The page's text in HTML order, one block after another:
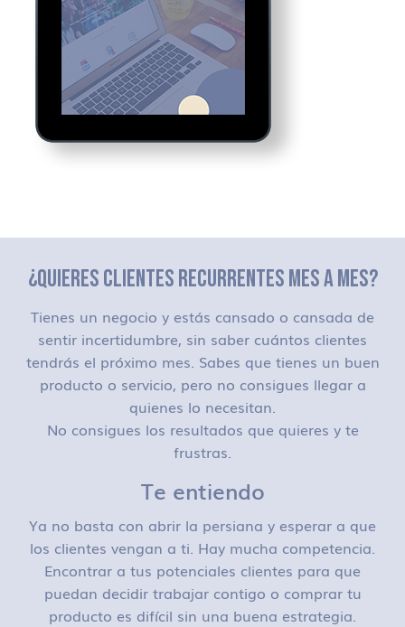
¿QUIERES CLIENTES RECURRENTES MES A MES?
Tienes un negocio y estás cansado o cansada de
sentir incertidumbre, sin saber cuántos clientes
tendrás el próximo mes. Sabes que tienes un buen
producto o servicio, pero no consigues llegar a
quienes lo necesitan.
No consigues los resultados que quieres y te
frustras.
Te entiendo
Ya no basta con abrir la persiana y esperar a que
los clientes vengan a ti. Hay mucha competencia.
Encontrar a tus potenciales clientes para que
puedan decidir trabajar contigo o comprar tu
producto es difícil sin una buena estrategia.